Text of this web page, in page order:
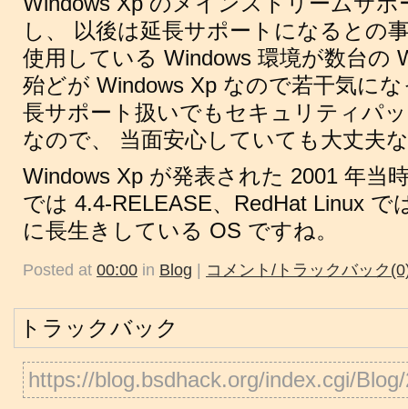
し、 以後は延長サポートになるとの
使用している Windows 環境が数台の
殆どが Windows Xp なので若干気に
長サポート扱いでもセキュリティパ
なので、 当面安心していても大丈夫
Windows Xp が発表された 2001 年当
では 4.4-RELEASE、RedHat Linux で
に長生きしている OS ですね。
Posted at 00:00 in Blog | コメント/トラックバック
トラックバック
https://blog.bsdhack.org/index.cgi/